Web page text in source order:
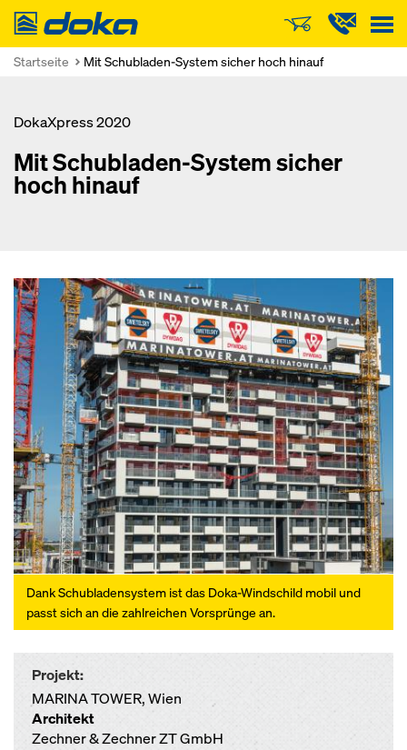
Doka
Startseite Mit Schubladen-System sicher hoch hinauf
DokaXpress 2020
Mit Schubladen-System sicher
hoch hinauf
Dank Schubladensystem ist das Doka-Windschild mobil und
passt sich an die zahlreichen Vorsprünge an.
Projekt:
MARINA TOWER, Wien
Architekt
Zechner & Zechner ZT GmbH